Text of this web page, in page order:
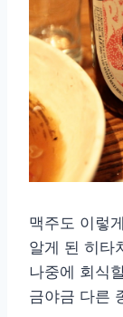
맥주도 이렇
알게 된 히타
나중에 회식
금야금 다른